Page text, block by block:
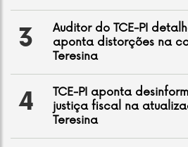
3
Auditor do TCE-PI
aponta distorções na
Teresina
4
TCE-PI aponta
justiça fiscal na
Teresina